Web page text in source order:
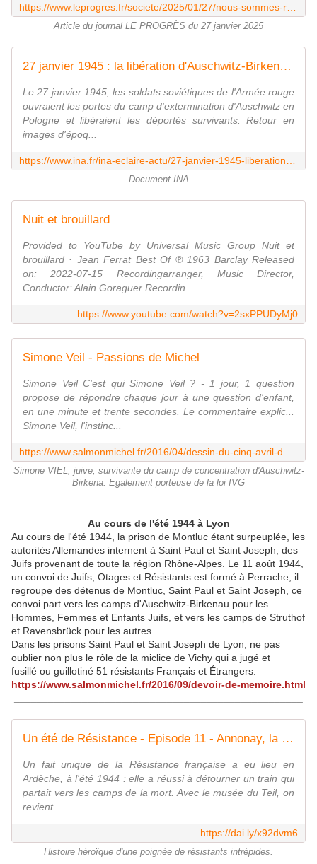
Article du journal LE PROGRÈS du 27 janvier 2025
27 janvier 1945 : la libération d'Auschwitz-Birkenau par l'Armée rouge | INA
Le 27 janvier 1945, les soldats soviétiques de l'Armée rouge
ouvraient les portes du camp d'extermination d'Auschwitz en
Pologne et libéraient les déportés survivants. Retour en
images d'époq...
Document INA
Nuit et brouillard
Provided to YouTube by Universal Music Group Nuit et
brouillard · Jean Ferrat Best Of ℗ 1963 Barclay Released
on: 2022-07-15 Recordingarranger, Music Director,
Conductor: Alain Goraguer Recordin...
https://www.youtube.com/watch?v=2sxPPUDyMj0
Simone Veil - Passions de Michel
Simone Veil C'est qui Simone Veil ? - 1 jour, 1 question
propose de répondre chaque jour à une question d'enfant,
en une minute et trente secondes. Le commentaire explic...
Simone Veil, l'instinc...
Simone VIEL, juive, survivante du camp de concentration d'Auschwitz-
Birkena. Egalement porteuse de la loi IVG
Au cours de l'été 1944 à Lyon
Au cours de l'été 1944, la prison de Montluc étant surpeuplée, les
autorités Allemandes internent à Saint Paul et Saint Joseph, des
Juifs provenant de toute la région Rhône-Alpes. Le 11 août 1944,
un convoi de Juifs, Otages et Résistants est formé à Perrache, il
regroupe des détenus de Montluc, Saint Paul et Saint Joseph, ce
convoi part vers les camps d'Auschwitz-Birkenau pour les
Hommes, Femmes et Enfants Juifs, et vers les camps de Struthof
et Ravensbrück pour les autres.
Dans les prisons Saint Paul et Saint Joseph de Lyon, ne pas
oublier non plus le rôle de la miclice de Vichy qui a jugé et
fusillé ou guillotiné 51 résistants Français et Étrangers.
https://www.salmonmichel.fr/2016/09/devoir-de-memoire.html
Un été de Résistance - Episode 11 - Annonay, la Résistance attaque un train et sauve des déportés
Un fait unique de la Résistance française a eu lieu en
Ardèche, à l'été 1944 : elle a réussi à détourner un train qui
partait vers les camps de la mort. Avec le musée du Teil, on
revient ...
https://dai.ly/x92dvm6
Histoire héroïque d'une poignée de résistants intrépides.